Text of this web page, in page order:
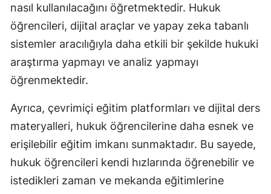
nasıl kullanılacağını öğretmektedir. Hukuk
öğrencileri, dijital araçlar ve yapay zeka tabanlı
sistemler aracılığıyla daha etkili bir şekilde hukuki
araştırma yapmayı ve analiz yapmayı
öğrenmektedir.
Ayrıca, çevrimiçi eğitim platformları ve dijital ders
materyalleri, hukuk öğrencilerine daha esnek ve
erişilebilir eğitim imkanı sunmaktadır. Bu sayede,
hukuk öğrencileri kendi hızlarında öğrenebilir ve
istedikleri zaman ve mekanda eğitimlerine